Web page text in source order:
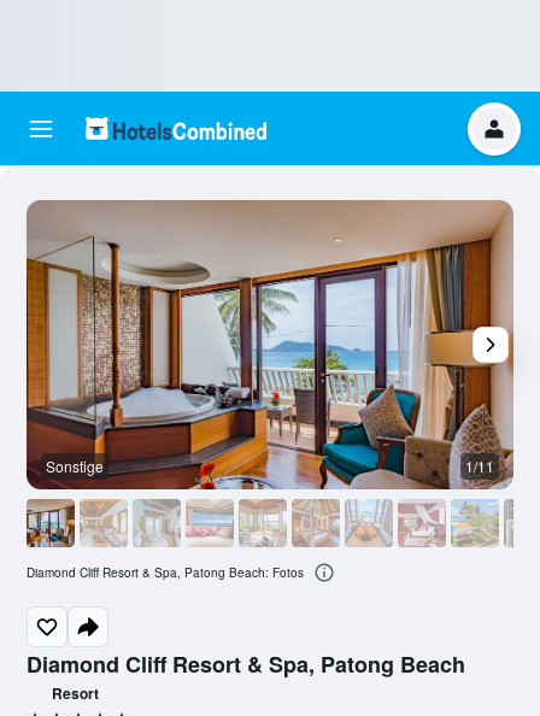
Diamond Cliff Resort & Spa, Patong Beach
Resort
Sonstige 1/11
Diamond Cliff Resort & Spa, Patong Beach: Fotos